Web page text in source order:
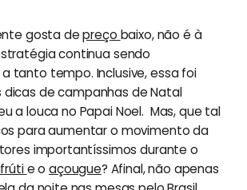
gosta depreço baixo, não é à
continua sendo
tanto tempo. Inclusive, essa foi
dicas de campanhas de Natal
a louca no Papai Noel. Mas, que tal
para aumentar o movimento da
importantíssimos durante o
e o açougue? Afinal, não apenas